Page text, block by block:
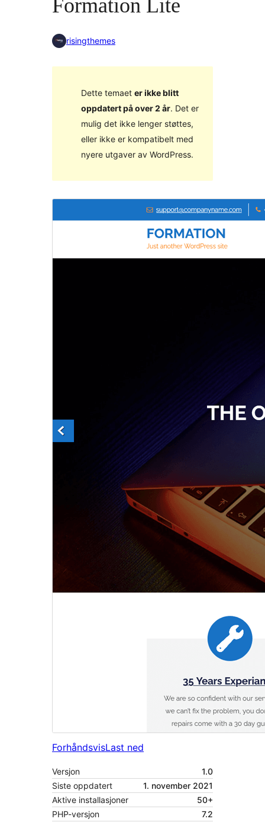
Formation Lite
risingthemes
Dette temaet er ikke blitt
oppdatert på over 2 år. Det er
mulig det ikke lenger støttes,
eller ikke er kompatibelt med
nyere utgaver av WordPress.
ForhåndsvisLast ned
Versjon
1.0
Siste oppdatert
1. november 2021
Aktive installasjoner
50+
PHP-versjon
7.2